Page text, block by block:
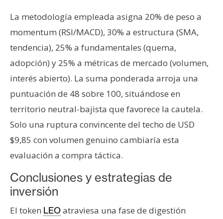
La metodología empleada asigna 20% de peso a
momentum (RSI/MACD), 30% a estructura (SMA,
tendencia), 25% a fundamentales (quema,
adopción) y 25% a métricas de mercado (volumen,
interés abierto). La suma ponderada arroja una
puntuación de 48 sobre 100, situándose en
territorio neutral-bajista que favorece la cautela.
Solo una ruptura convincente del techo de USD
$9,85 con volumen genuino cambiaría esta
evaluación a compra táctica.
Conclusiones y estrategias de
inversión
El token LEOatraviesa una fase de digestión